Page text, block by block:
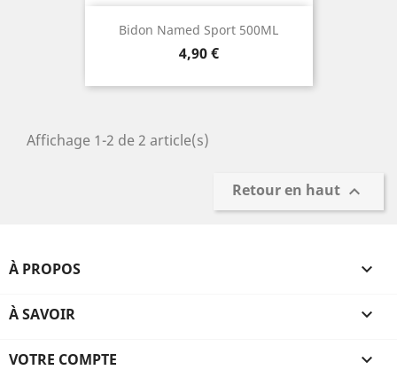
Bidon Named Sport 500ML
Prix
4,90 €
Affichage 1-2 de 2 article(s)
Retour en haut 
À PROPOS 
À SAVOIR 
VOTRE COMPTE 